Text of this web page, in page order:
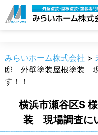
職人のうんちく
みらいホーム株式会社 >
邸 外壁塗装屋根塗装 現
す！！
横浜市瀬谷区S
装 現場調査に